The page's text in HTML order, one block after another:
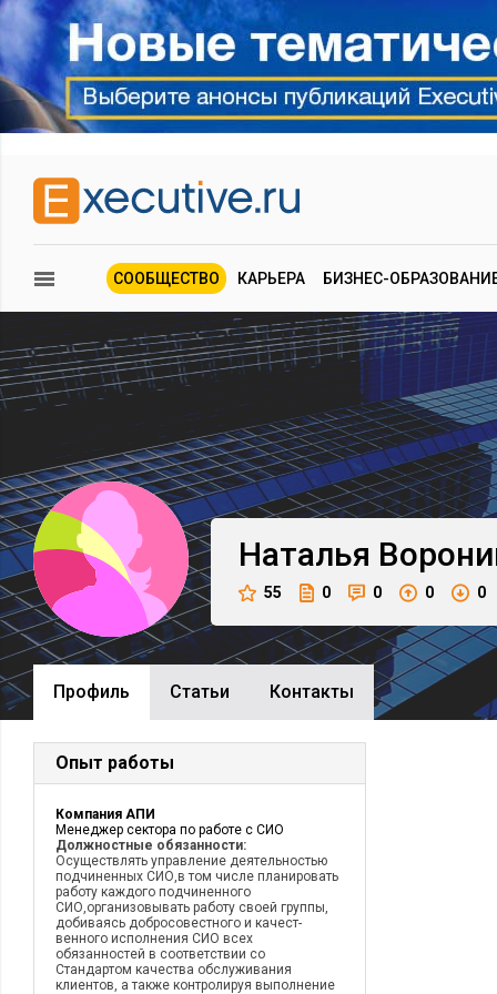
СООБЩЕСТВО КАРЬЕРА БИЗНЕС-
Наталья
55 0 0 0 0
Профиль Cтатьи Контакты
Опыт работы
Компания АПИ
Менеджер сектора по работе с СИО
Должностные обязанности:
Осуществлять управление деятельностью
подчиненных СИО,в том числе планировать
работу каждого подчиненного
СИО,организовывать работу своей группы,
добиваясь добросовестного и качест-
венного исполнения СИО всех
обязанностей в соответствии со
Стандартом качества обслуживания
клиентов, а также контролируя выполнение